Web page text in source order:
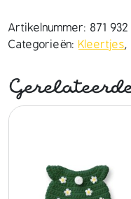
e
o
r
a
Artikelnummer: 871
Categorieën: Kleertjes,